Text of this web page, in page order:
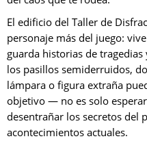
El edificio del Taller de
personaje más del juego:
guarda historias de
los pasillos semiderruidos,
lámpara o figura extraña
objetivo — no es solo
desentrañar los secretos del
acontecimientos actuales.